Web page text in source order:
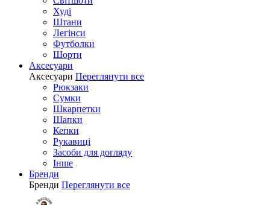
Худі
Штани
Легінси
Футболки
Шорти
Аксесуари
Аксесуари Переглянути все
Рюкзаки
Сумки
Шкарпетки
Шапки
Кепки
Рукавиці
Засоби для догляду
Інше
Бренди
Бренди Переглянути все